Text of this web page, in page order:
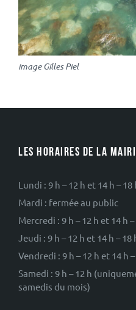
image Gilles Piel
LES HORAIRES DE LA
Lundi : 9 h – 12 h et 14 h – 18
Mardi : fermée au public
Mercredi : 9 h – 12 h et 14 h –
Jeudi : 9 h – 12 h et 14 h – 18
Vendredi : 9 h – 12 h et 14 h
Samedi : 9 h – 12 h
samedis du mois)